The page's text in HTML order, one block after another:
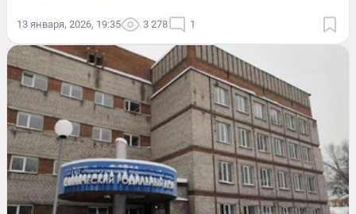
13 января, 2026, 19:35 3 278 1